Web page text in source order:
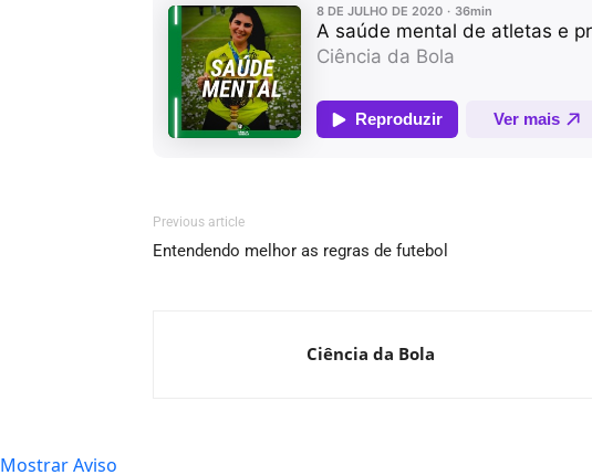
Previous article
Entendendo melhor as regras de futebol
Ciência da Bola
Mostrar Aviso